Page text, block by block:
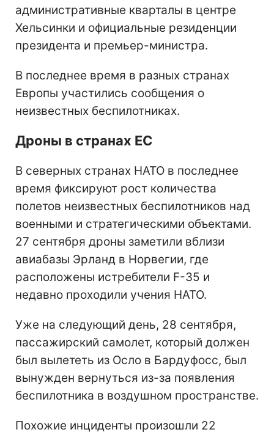
административные кварталы в центре
Хельсинки и официальные резиденции
президента и премьер-министра.
В последнее время в разных странах
Европы участились сообщения о
неизвестных беспилотниках.
Дроны в странах ЕС
В северных странах НАТО в последнее
время фиксируют рост количества
полетов неизвестных беспилотников над
военными и стратегическими объектами.
27 сентября дроны заметили вблизи
авиабазы Эрланд в Норвегии, где
расположены истребители F-35 и
недавно проходили учения НАТО.
Уже на следующий день, 28 сентября,
пассажирский самолет, который должен
был вылететь из Осло в Бардуфосс, был
вынужден вернуться из-за появления
беспилотника в воздушном пространстве.
Похожие инциденты произошли 22